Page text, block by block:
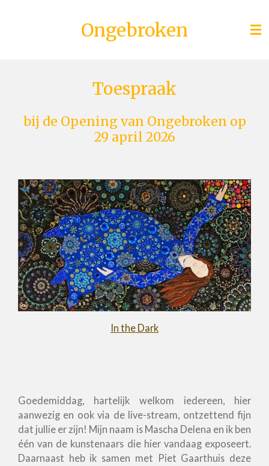
Ongebroken
Toespraak
bij de Opening van Ongebroken op
29 april 2026
In the Dark
Goedemiddag, hartelijk welkom iedereen, hier
aanwezig en ook via de live-stream, ontzettend fijn
dat jullie er zijn! Mijn naam is Mascha Delena en ik ben
één van de kunstenaars die hier vandaag exposeert.
Daarnaast heb ik samen met Piet Gaarthuis deze